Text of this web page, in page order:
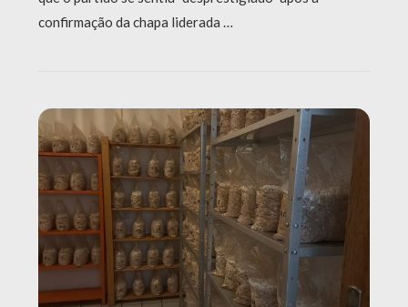
confirmação da chapa liderada …